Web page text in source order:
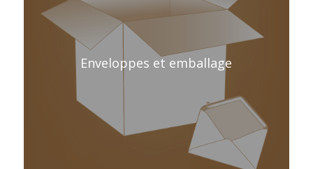
Enveloppes et emballage